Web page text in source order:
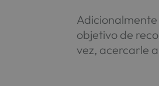
objetivo de
vez, acercarle